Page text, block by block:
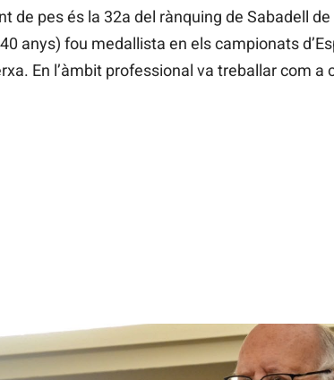
de pes és la 32a del rànquing de Sabadell
anys) fou medallista en els campionats
En l’àmbit professional va treballar com a